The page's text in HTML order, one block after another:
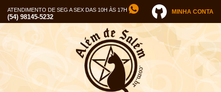
ATENDIMENTO DE SEG A SEX DAS 10H ÀS 17H
(54) 98145-5232
MINHA CONTA